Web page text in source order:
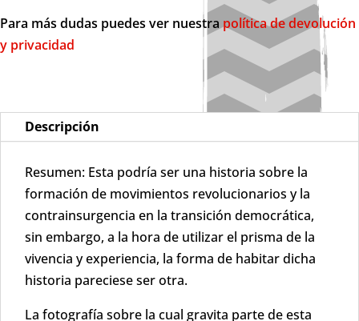
Para más dudas puedes ver nuestrapolítica de devolución
y privacidad
Descripción
Resumen: Esta podría ser una historia sobre la
formación de movimientos revolucionarios y la
contrainsurgencia en la transición democrática,
sin embargo, a la hora de utilizar el prisma de la
vivencia y experiencia, la forma de habitar dicha
historia pareciese ser otra.
La fotografía sobre la cual gravita parte de esta